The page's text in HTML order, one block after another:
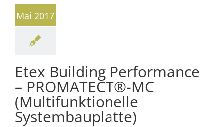
Mai 2017
Etex Building Performance
– PROMATECT®-MC
(Multifunktionelle
Systembauplatte)